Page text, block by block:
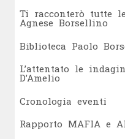
Ti racconterò tutte
Agnese Borsellino
Biblioteca Paolo
L’attentato le
D’Amelio
Cronologia eventi
Rapporto MAFIA e